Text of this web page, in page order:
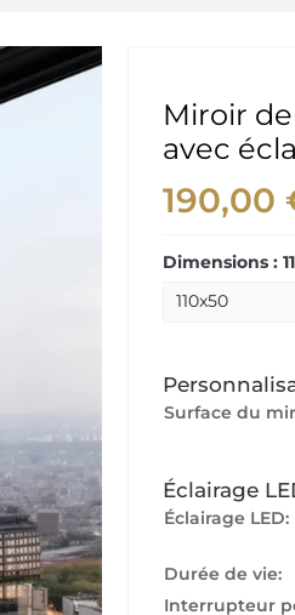
Miroir
avec
190,00
Dimensions :
Surface du
Éclairage
Éclairage LED:
Durée de vie:
Interrupteur